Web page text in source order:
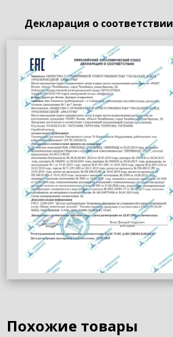
Декларация о соответствии
Похожие товары